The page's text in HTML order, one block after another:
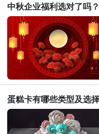
中秋企业福利选对了吗
蛋糕卡有哪些类型及选